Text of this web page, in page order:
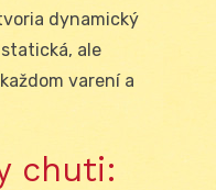
dynamický
ale
varení a
chuti: